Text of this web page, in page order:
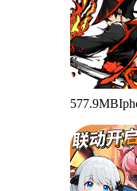
577.9MB